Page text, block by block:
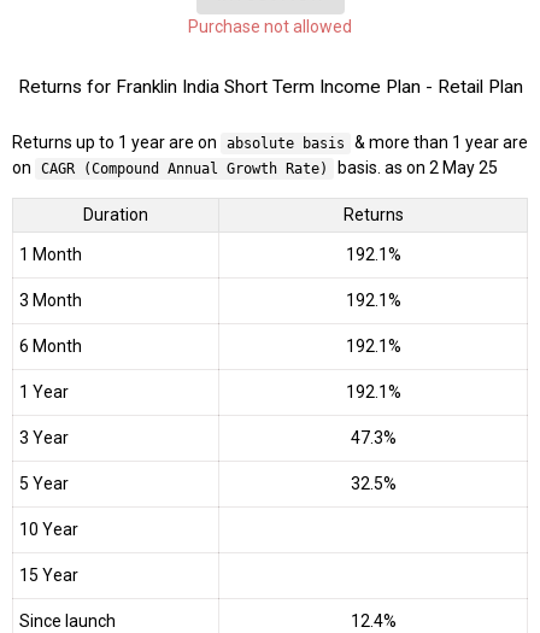
Purchase not allowed
Returns for Franklin India Short Term Income Plan - Retail Plan
Returns up to 1 year are on absolute basis
& more than 1 year are
on
CAGR (Compound Annual Growth Rate) basis. as on 2 May 25
Duration Returns
1 Month 192.1%
3 Month 192.1%
6 Month 192.1%
1 Year 192.1%
3 Year 47.3%
5 Year 32.5%
10 Year
15 Year
Since launch 12.4%